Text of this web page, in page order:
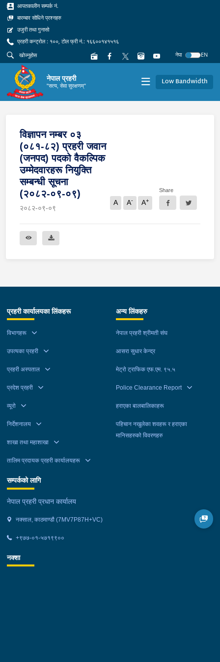
आपतकालीन सम्पर्क नं.
बारम्बार सोधिने प्रश्नहरु
उजुरी तथा गुनासो
प्रहरी कन्ट्रोल : १००, टोल फ्री नं.: १६६००१४१५१६
नेपा
EN
नेपाल प्रहरी
"सत्य, सेवा सुरक्षणम्" Low Bandwidth
विज्ञापन नम्बर ०३
(०८१-८२) प्रहरी जवान
(जनपद) पदको वैकल्पिक
उम्मेदवारहरू नियुक्‍ति
सम्बन्धी सूचना
(२०८२-०९-०९)
२०८२-०९-०९
A A- A+
Share
प्रहरी कार्यालयका लिंकहरू
विभागहरू
उपत्यका प्रहरी
प्रहरी अस्पताल
प्रदेश प्रहरी
व्यूरो
निर्देशनालय
शाखा तथा महाशाखा
तालिम प्रदायक प्रहरी कार्यालयहरू
अन्य लिंकहरु
नेपाल प्रहरी श्रीमती संघ
आसरा सुधार केन्द्र
मेट्रो ट्राफिक एफ.एम. ९५.५
Police Clearance Report
हराएका बालबालिकाहरू
पहिचान नखुलेका शवहरू र हराएका
मानिसहरुको विवरणहरु
सम्पर्कको लागि
नेपाल प्रहरी प्रधान कार्यालय
नक्साल, काठमाण्डौ (7MV7P87H+VC)
+९७७-०१-५७१९९००
नक्शा